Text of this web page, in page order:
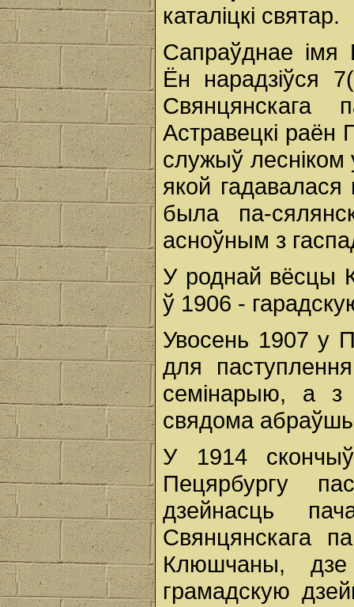
каталіцкі святар.
Сапраўднае імя
Ён нарадзіўся
Свянцянскага
Астравецкі раён
служыў лесніком
якой
была па-
асноўным з
У роднай вёсцы
ў 1906 -
Увосень 1907 у
для
семінарыю, а з
свядома
У 1914
Пецярбургу
дзейнасць
Свянцянскага
Клюшчаны, дзе
грамадскую